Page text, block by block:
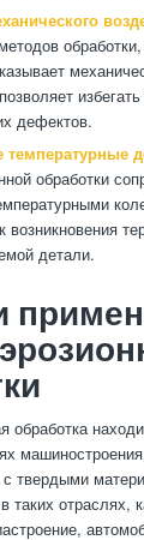
дефектов.
обработки
возникновения
детали.
обработка
с твердыми
таких отраслях,